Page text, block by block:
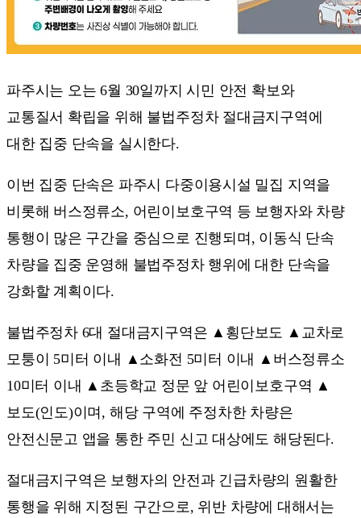
파주시는 오는 6월 30일까지 시민 안전 확보와
교통질서 확립을 위해 불법주정차 절대금지구역에
대한 집중 단속을 실시한다.
이번 집중 단속은 파주시 다중이용시설 밀집 지역을
비롯해 버스정류소, 어린이보호구역 등 보행자와 차량
통행이 많은 구간을 중심으로 진행되며, 이동식 단속
차량을 집중 운영해 불법주정차 행위에 대한 단속을
강화할 계획이다.
불법주정차 6대 절대금지구역은 ▲횡단보도 ▲교차로
모퉁이 5미터 이내 ▲소화전 5미터 이내 ▲버스정류소
10미터 이내 ▲초등학교 정문 앞 어린이보호구역 ▲
보도(인도)이며, 해당 구역에 주정차한 차량은
안전신문고 앱을 통한 주민 신고 대상에도 해당된다.
절대금지구역은 보행자의 안전과 긴급차량의 원활한
통행을 위해 지정된 구간으로, 위반 차량에 대해서는